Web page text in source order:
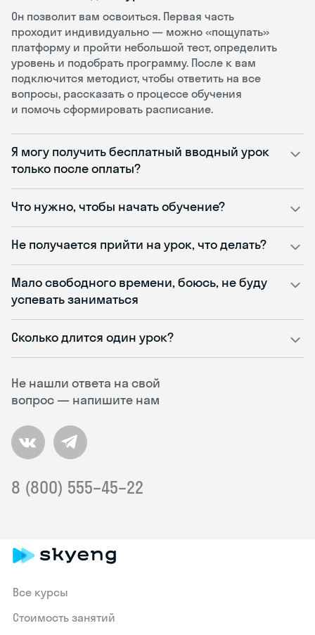
Не нашли ответа на свой
вопрос — напишите нам
8 (800) 555–45–22
Он позволит вам освоиться. Первая часть
проходит индивидуально — можно «пощупать»
платформу и пройти небольшой тест, определить
уровень и подобрать программу. После к вам
подключится методист, чтобы ответить на все
вопросы, рассказать о процессе обучения
и помочь сформировать расписание.
Я могу получить бесплатный вводный урок
только после оплаты?
Что нужно, чтобы начать обучение?
Не получается прийти на урок, что делать?
Мало свободного времени, боюсь, не буду
успевать заниматься
Сколько длится один урок?
Все курсы
Стоимость занятий